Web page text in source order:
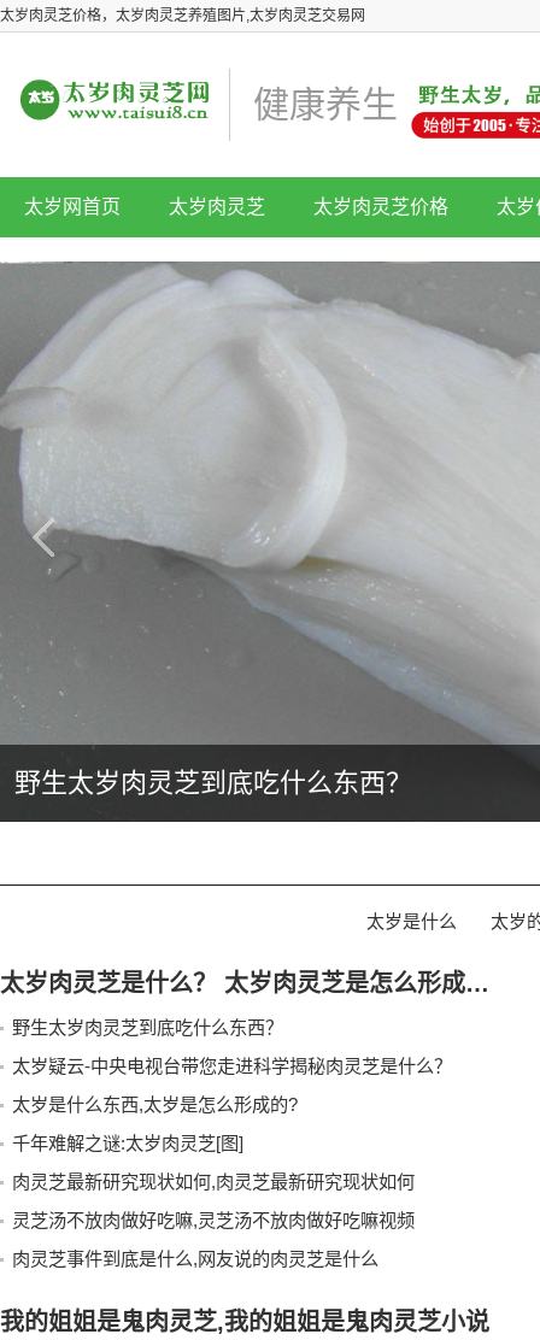
太岁肉灵芝价格，太岁肉灵芝养殖图片,太岁肉灵芝交易网
健康养生
太岁网首页 太岁肉灵芝 太岁肉灵芝价格 太岁
野生太岁肉灵芝到底吃什么东西？
太岁是什么 太岁
太岁肉灵芝是什么？ 太岁肉灵芝是怎么形成的？生长在什么地方？
野生太岁肉灵芝到底吃什么东西？
太岁疑云-中央电视台带您走进科学揭秘肉灵芝是什么？
太岁是什么东西,太岁是怎么形成的?
千年难解之谜:太岁肉灵芝[图]
肉灵芝最新研究现状如何,肉灵芝最新研究现状如何
灵芝汤不放肉做好吃嘛,灵芝汤不放肉做好吃嘛视频
肉灵芝事件到底是什么,网友说的肉灵芝是什么
我的姐姐是鬼肉灵芝,我的姐姐是鬼肉灵芝小说